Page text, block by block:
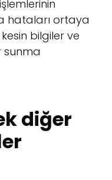
hataları ortaya
bilgiler ve
sunma
diğer